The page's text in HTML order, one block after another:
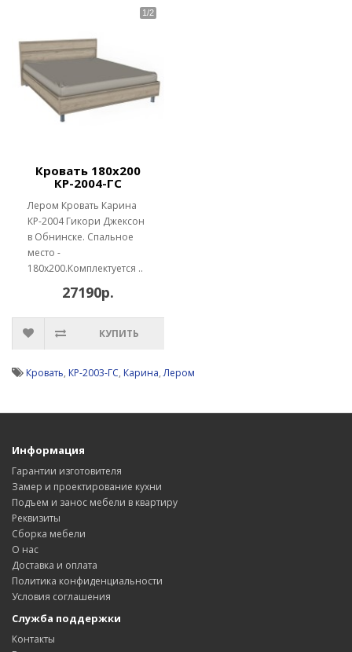
Кровать 180х200
КР-2004-ГС
Лером Кровать Карина
КР-2004 Гикори Джексон
в Обнинске. Спальное
место -
180х200.Комплектуется ..
27190р.
КУПИТЬ
Кровать, КР-2003-ГС, Карина,Лером
Информация
Гарантии изготовителя
Замер и проектирование кухни
Подъем и занос мебели в квартиру
Реквизиты
Сборка мебели
О нас
Доставка и оплата
Политика конфиденциальности
Условия соглашения
Служба поддержки
Контакты